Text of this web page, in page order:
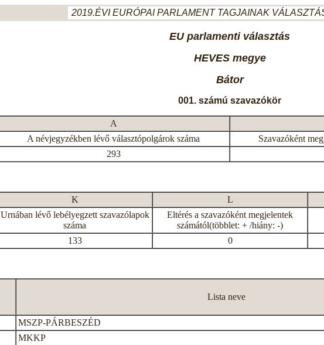
2019.ÉVI EURÓPAI PARLAMENT TAGJAINAK
EU parlamenti választás
HEVES megye
Bátor
001. számú szavazókör
A
A névjegyzékben lévő választópolgárok száma
Szavazóként
293
K L
Urnában lévő lebélyegzett szavazólapok
száma
Eltérés a szavazóként megjelentek
számától(többlet: + /hiány: -)
133 0
Lista neve
MSZP-PÁRBESZÉD
MKKP